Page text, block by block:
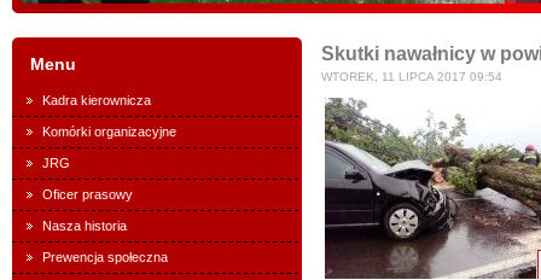
Menu
Kadra kierownicza
Komórki organizacyjne
JRG
Oficer prasowy
Nasza historia
Prewencja społeczna
Skutki nawałnicy w
WTOREK, 11 LIPCA 2017 09:54